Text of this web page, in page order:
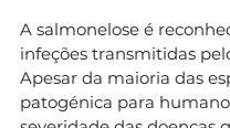
A salmonelose é
infeções transmitidas
Apesar da maioria das
patogénica para